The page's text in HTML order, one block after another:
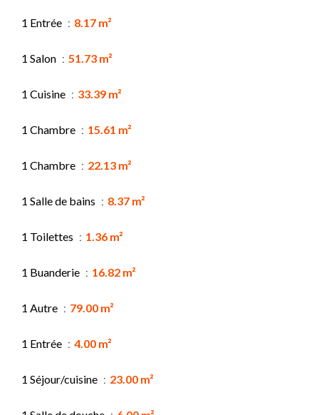
1 Entrée 8.17 m²
1 Salon 51.73 m²
1 Cuisine 33.39 m²
1 Chambre 15.61 m²
1 Chambre 22.13 m²
1 Salle de bains 8.37 m²
1 Toilettes 1.36 m²
1 Buanderie 16.82 m²
1 Autre 79.00 m²
1 Entrée 4.00 m²
1 Séjour/cuisine 23.00 m²